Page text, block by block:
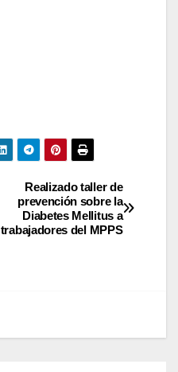
Realizado taller de
prevención sobre la
Diabetes Mellitus a
trabajadores del MPPS